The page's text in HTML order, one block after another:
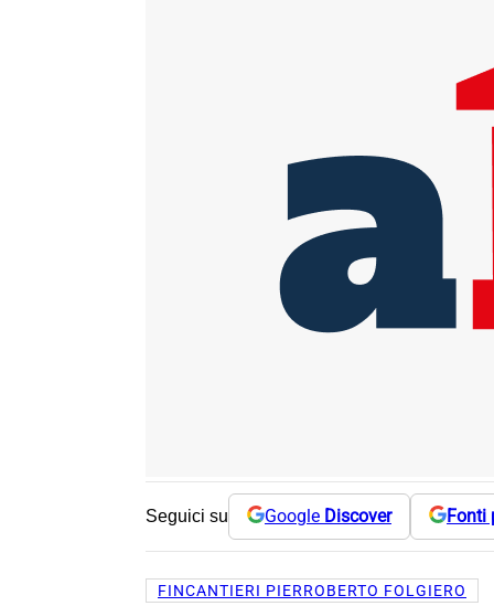
Seguici su Google Discover Fonti
FINCANTIERI PIERROBERTO FOLGIERO